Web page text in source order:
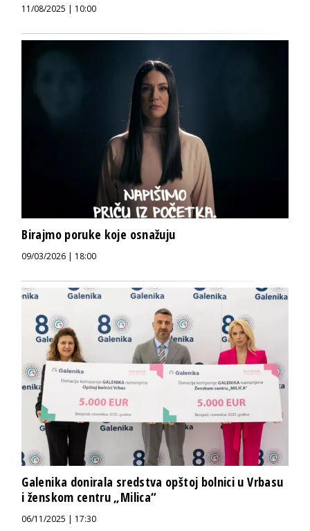
11/08/2025 | 10:00
Birajmo poruke koje osnažuju
09/03/2026 | 18:00
Galenika donirala sredstva opštoj bolnici u Vrbasu
i ženskom centru „Milica“
06/11/2025 | 17:30